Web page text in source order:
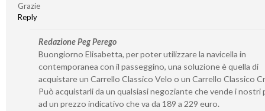
Grazie
Reply
Redazione Peg Perego
Buongiorno Elisabetta, per poter utilizzare la navicella in
contemporanea con il passeggino, una soluzione è quella di
acquistare un Carrello Classico Velo o un Carrello Classico
Può acquistarli da un qualsiasi negoziante che vende i
ad un prezzo indicativo che va da 189 a 229 euro.